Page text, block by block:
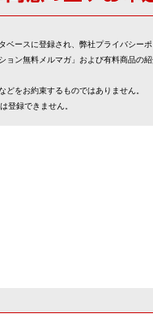
ベースに登録され、弊社プライバシー
ョン無料メルマガ」および有料商品の
どをお約束するものではありません。
登録できません。